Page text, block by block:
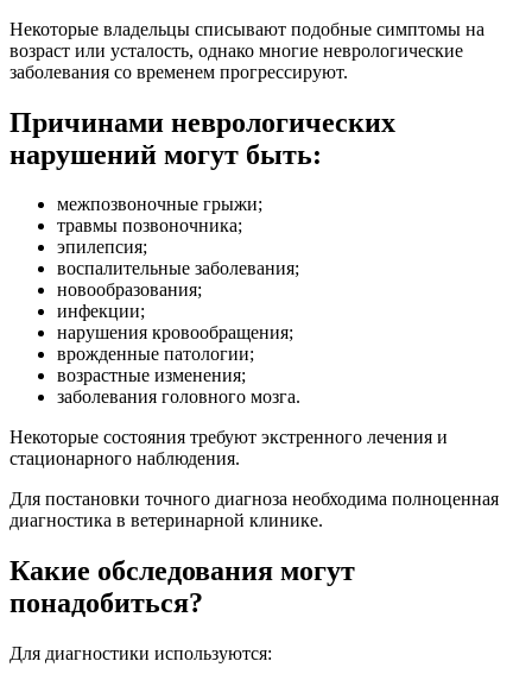
Некоторые владельцы списывают подобные симптомы на
возраст или усталость, однако многие неврологические
заболевания со временем прогрессируют.
Причинами неврологических
нарушений могут быть:
межпозвоночные грыжи;
травмы позвоночника;
эпилепсия;
воспалительные заболевания;
новообразования;
инфекции;
нарушения кровообращения;
врожденные патологии;
возрастные изменения;
заболевания головного мозга.
Некоторые состояния требуют экстренного лечения и
стационарного наблюдения.
Для постановки точного диагноза необходима полноценная
диагностика в ветеринарной клинике.
Какие обследования могут
понадобиться?
Для диагностики используются: